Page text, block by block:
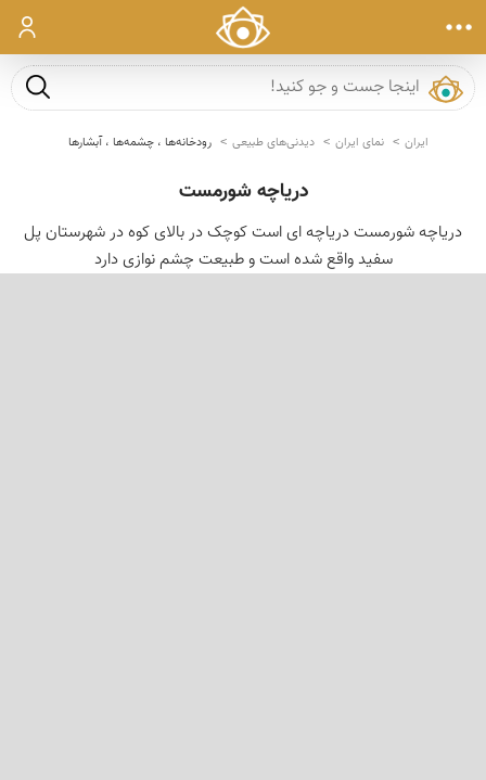
ورود
جست و
ایران نمای ایران دیدنی‌های طبیعی رودخانه‌ها ، چشمه‌ها ، آبشارها
دریاچه شورمست
دریاچه شورمست دریاچه ای است کوچک در بالای کوه در شهرستان پل
سفید واقع شده است و طبیعت چشم نوازی دارد